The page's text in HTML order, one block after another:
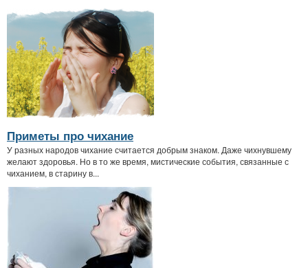
Приметы про чихание
У разных народов чихание считается добрым знаком. Даже чихнувшему
желают здоровья. Но в то же время, мистические события, связанные с
чиханием, в старину в...